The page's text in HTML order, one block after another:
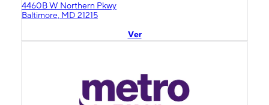
4460B W Northern Pkwy
Baltimore, MD 21215
Ver